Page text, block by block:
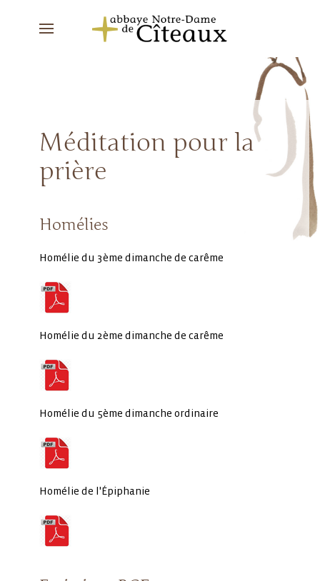
Méditation pour la
prière
Homélies
Homélie du 3ème dimanche de carême
Homélie du 2ème dimanche de carême
Homélie du 5ème dimanche ordinaire
Homélie de l'Épiphanie